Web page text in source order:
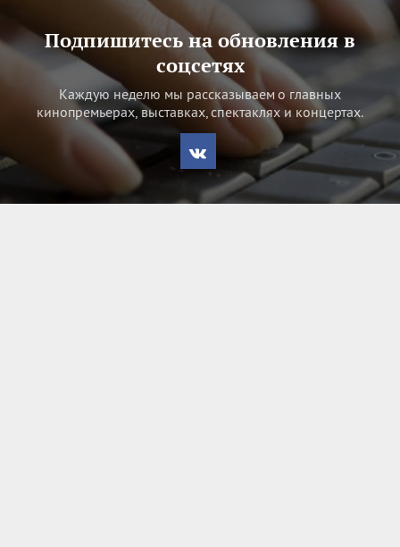
Подпишитесь на обновления в
соцсетях
Каждую неделю мы рассказываем о главных
кинопремьерах, выставках, спектаклях и концертах.